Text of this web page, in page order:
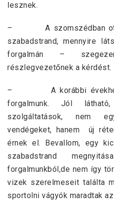
lesznek.
– A szomszédban ott
szabadstrand, mennyire
forgalmán –
részlegvezetőnek a kérdést.
– A korábbi évekhez
forgalmunk. Jól
szolgáltatások, nem
vendégeket, hanem új
érnek el. Bevallom, egy
szabadstrand
forgalmunkból,de nem így
vizek szerelmeseit találta
sportolni vágyók maradtak